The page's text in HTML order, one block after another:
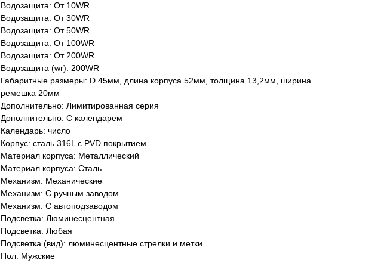
Водозащита: От 10WR
Водозащита: От 30WR
Водозащита: От 50WR
Водозащита: От 100WR
Водозащита: От 200WR
Водозащита (wr): 200WR
Габаритные размеры: D 45мм, длина корпуса 52мм, толщина 13,2мм, ширина
ремешка 20мм
Дополнительно: Лимитированная серия
Дополнительно: С календарем
Календарь: число
Корпус: сталь 316L с PVD покрытием
Материал корпуса: Металлический
Материал корпуса: Сталь
Механизм: Механические
Механизм: С ручным заводом
Механизм: С автоподзаводом
Подсветка: Люминесцентная
Подсветка: Любая
Подсветка (вид): люминесцентные стрелки и метки
Пол: Мужские